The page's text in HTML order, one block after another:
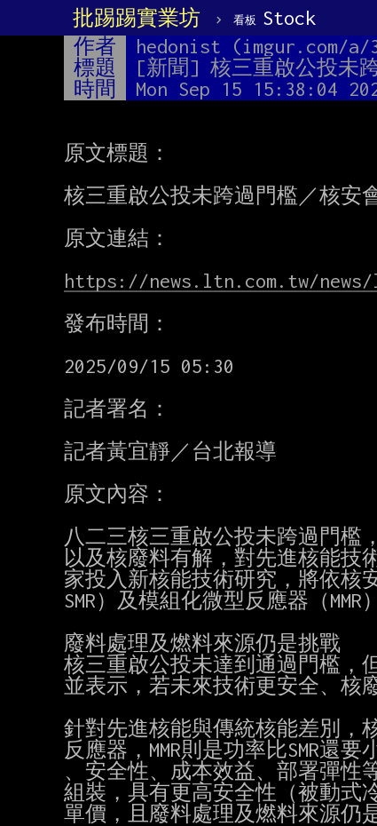
批踢踢實業坊 › 看板 Stock
作者 hedonist (imgur.com/a/
標題
[新聞] 核三重啟公投未
時間
Mon Sep 15 15:38:04
原文標題：
核三重啟公投未跨過門檻／核安
原文連結：
https://news.ltn.com.tw/
發布時間：
2025/09/15 05:30
記者署名：
記者黃宜靜／台北報導
原文內容：
八二三核三重啟公投未跨過門檻
以及核廢料有解，對先進核能技
家投入新核能技術研究，將依核
SMR）及模組化微型反應器（
廢料處理及燃料來源仍是挑戰
核三重啟公投未達到通過門檻，
並表示，若未來技術更安全、核
針對先進核能與傳統核能差別，
反應器，MMR則是功率比SMR還
、安全性、成本效益、部署彈性
組裝，具有更高安全性（被動式
單價，且廢料處理及燃料來源仍